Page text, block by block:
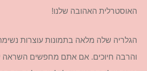
האוסטרלית האהובה שלנו!
הגלריה שלה מלאה בתמונות עוצרות
והרבה חיוכים. אם אתם מחפשים השראה